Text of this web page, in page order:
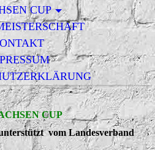
CUP
CUP
vom Landesverband